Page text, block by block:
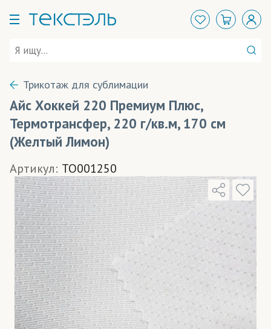
Трикотаж для сублимации
Айс Хоккей 220 Премиум Плюс,
Термотрансфер, 220 г/кв.м, 170 см
(Желтый Лимон)
Артикул: TO001250